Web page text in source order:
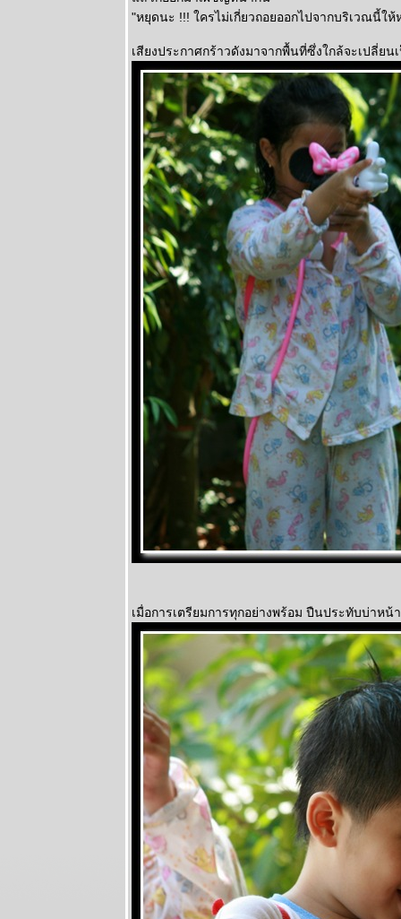
"หยุดนะ !!! ใครไม่เกี่ยวถอยออกไปจากบริเวณนี้ให้
เสียงประกาศกร้าวดังมาจากพื้นที่ซึ่งใกล้จะเปลี่ย
เมื่อการเตรียมการทุกอย่างพร้อม ปืนประทับบ่าหน้